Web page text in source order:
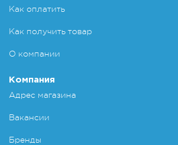
Как оплатить
Как получить товар
О компании
Компания
Адрес магазина
Вакансии
Бренды